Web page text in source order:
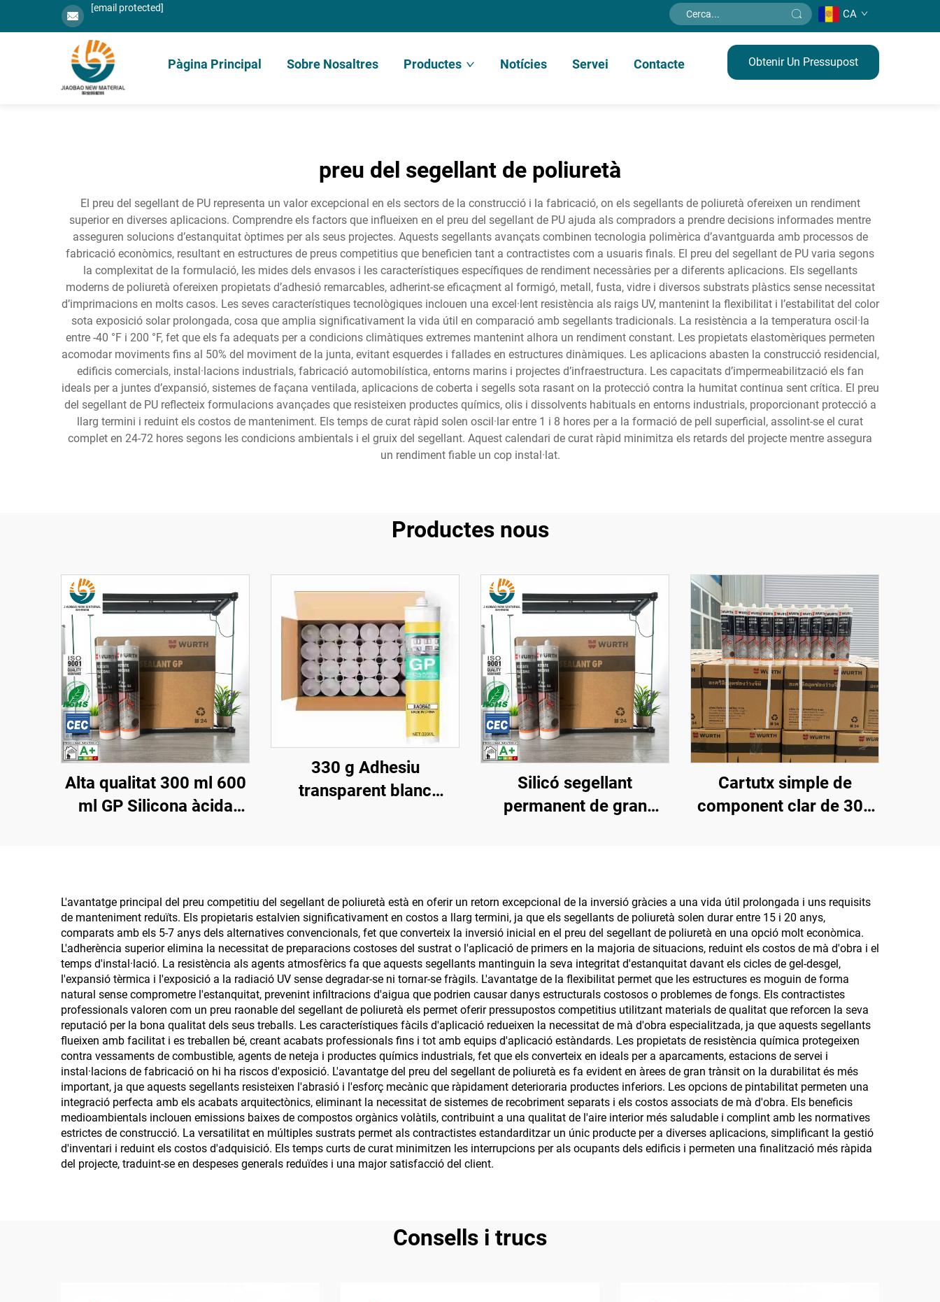
[email protected] CA
Pàgina Principal Sobre Nosaltres Productes Notícies Servei Contacte Obtenir Un Pressupost
preu del segellant de poliuretà
El preu del segellant de PU representa un valor excepcional en els sectors de la construcció i la fabricació, on els segellants de poliuretà ofereixen un rendiment
superior en diverses aplicacions. Comprendre els factors que influeixen en el preu del segellant de PU ajuda als compradors a prendre decisions informades mentre
asseguren solucions d’estanquitat òptimes per als seus projectes. Aquests segellants avançats combinen tecnologia polimèrica d’avantguarda amb processos de
fabricació econòmics, resultant en estructures de preus competitius que beneficien tant a contractistes com a usuaris finals. El preu del segellant de PU varia segons
la complexitat de la formulació, les mides dels envasos i les característiques específiques de rendiment necessàries per a diferents aplicacions. Els segellants
moderns de poliuretà ofereixen propietats d’adhesió remarcables, adherint-se eficaçment al formigó, metall, fusta, vidre i diversos substrats plàstics sense necessitat
d’imprimacions en molts casos. Les seves característiques tecnològiques inclouen una excel·lent resistència als raigs UV, mantenint la flexibilitat i l’estabilitat del color
sota exposició solar prolongada, cosa que amplia significativament la vida útil en comparació amb segellants tradicionals. La resistència a la temperatura oscil·la
entre -40 °F i 200 °F, fet que els fa adequats per a condicions climàtiques extremes mantenint alhora un rendiment constant. Les propietats elastomèriques permeten
acomodar moviments fins al 50% del moviment de la junta, evitant esquerdes i fallades en estructures dinàmiques. Les aplicacions abasten la construcció residencial,
edificis comercials, instal·lacions industrials, fabricació automobilística, entorns marins i projectes d’infraestructura. Les capacitats d’impermeabilització els fan
ideals per a juntes d’expansió, sistemes de façana ventilada, aplicacions de coberta i segells sota rasant on la protecció contra la humitat continua sent crítica. El preu
del segellant de PU reflecteix formulacions avançades que resisteixen productes químics, olis i dissolvents habituals en entorns industrials, proporcionant protecció a
llarg termini i reduint els costos de manteniment. Els temps de curat ràpid solen oscil·lar entre 1 i 8 hores per a la formació de pell superficial, assolint-se el curat
complet en 24-72 hores segons les condicions ambientals i el gruix del segellant. Aquest calendari de curat ràpid minimitza els retards del projecte mentre assegura
un rendiment fiable un cop instal·lat.
Productes nous
Alta qualitat 300 ml 600
ml GP Silicona àcida
monocomponent Preu
330 g Adhesiu
transparent blanc
assecat ràpid
Silicó segellant
permanent de gran
acètic, proveïdors de
silicó, duració de 9
mesos
Cartutx simple de
component clar de 300
L'avantatge principal del preu competitiu del segellant de poliuretà està en oferir un retorn excepcional de la inversió gràcies a una vida útil prolongada i uns requisits
de manteniment reduïts. Els propietaris estalvien significativament en costos a llarg termini, ja que els segellants de poliuretà solen durar entre 15 i 20 anys,
comparats amb els 5-7 anys dels alternatives convencionals, fet que converteix la inversió inicial en el preu del segellant de poliuretà en una opció molt econòmica.
L'adherència superior elimina la necessitat de preparacions costoses del sustrat o l'aplicació de primers en la majoria de situacions, reduint els costos de mà d'obra i el
temps d'instal·lació. La resistència als agents atmosfèrics fa que aquests segellants mantinguin la seva integritat d'estanquitat davant els cicles de gel-desgel,
l'expansió tèrmica i l'exposició a la radiació UV sense degradar-se ni tornar-se fràgils. L'avantatge de la flexibilitat permet que les estructures es moguin de forma
natural sense comprometre l'estanquitat, prevenint infiltracions d'aigua que podrien causar danys estructurals costosos o problemes de fongs. Els contractistes
professionals valoren com un preu raonable del segellant de poliuretà els permet oferir pressupostos competitius utilitzant materials de qualitat que reforcen la seva
reputació per la bona qualitat dels seus treballs. Les característiques fàcils d'aplicació redueixen la necessitat de mà d'obra especialitzada, ja que aquests segellants
flueixen amb facilitat i es treballen bé, creant acabats professionals fins i tot amb equips d'aplicació estàndards. Les propietats de resistència química protegeixen
contra vessaments de combustible, agents de neteja i productes químics industrials, fet que els converteix en ideals per a aparcaments, estacions de servei i
instal·lacions de fabricació on hi ha riscos d'exposició. L'avantatge del preu del segellant de poliuretà es fa evident en àrees de gran trànsit on la durabilitat és més
important, ja que aquests segellants resisteixen l'abrasió i l'esforç mecànic que ràpidament deterioraria productes inferiors. Les opcions de pintabilitat permeten una
integració perfecta amb els acabats arquitectònics, eliminant la necessitat de sistemes de recobriment separats i els costos associats de mà d'obra. Els beneficis
medioambientals inclouen emissions baixes de compostos orgànics volàtils, contribuint a una qualitat de l'aire interior més saludable i complint amb les normatives
estrictes de construcció. La versatilitat en múltiples sustrats permet als contractistes estandarditzar un únic producte per a diverses aplicacions, simplificant la gestió
d'inventari i reduint els costos d'adquisició. Els temps curts de curat minimitzen les interrupcions per als ocupants dels edificis i permeten una finalització més ràpida
del projecte, traduint-se en despeses generals reduïdes i una major satisfacció del client.
Consells i trucs